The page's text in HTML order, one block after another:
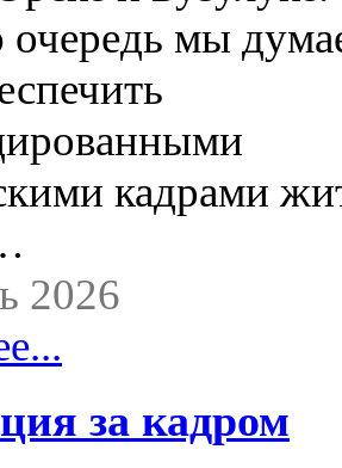
мы
кадрами
2026
за кадром